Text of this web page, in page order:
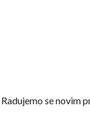
se novim